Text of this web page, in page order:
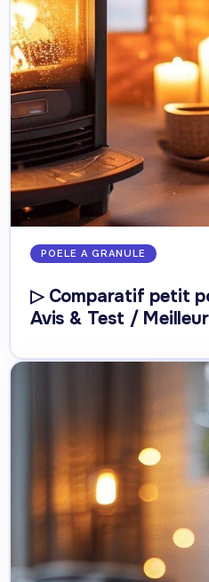
POELE A GRANULE
▷ Comparatif petit
Avis & Test /